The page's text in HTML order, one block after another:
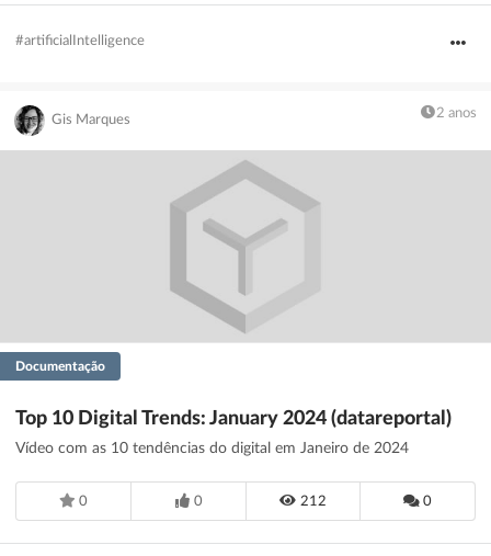
#artificialIntelligence
Gis Marques 2 anos
Documentação
Top 10 Digital Trends: January 2024 (datareportal)
Vídeo com as 10 tendências do digital em Janeiro de 2024
0 0 212 0